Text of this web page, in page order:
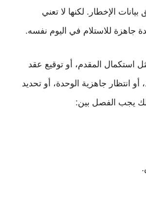
الإخطار. لكنها لا تعني
جاهزة للاستلام في اليوم نفسه.
استكمال المقدم، أو توقيع عقد
أو انتظار جاهزية الوحدة، أو تحديد
يجب الفصل بين: